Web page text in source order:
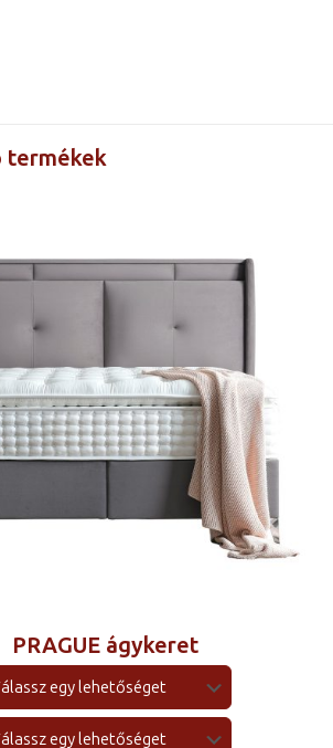
termékek
PRAGUE ágykeret